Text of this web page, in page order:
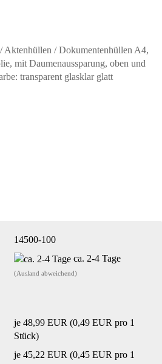
14500-100
ca. 2-4 Tage
(Ausland abweichend)
je 48,99 EUR (0,49 EUR pro 1
Stück)
je 45,22 EUR (0,45 EUR pro 1